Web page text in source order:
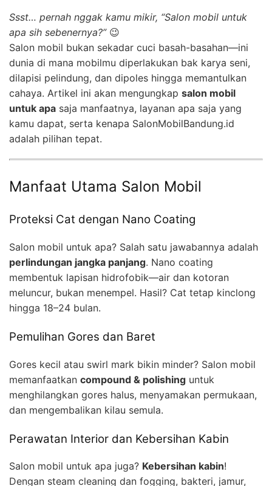
Ssst… pernah nggak kamu mikir, “Salon mobil untuk
apa sih sebenernya?”😉
Salon mobil bukan sekadar cuci basah-basahan—ini
dunia di mana mobilmu diperlakukan bak karya seni,
dilapisi pelindung, dan dipoles hingga memantulkan
cahaya. Artikel ini akan mengungkap salon mobil
untuk apa saja manfaatnya, layanan apa saja yang
kamu dapat, serta kenapa SalonMobilBandung.id
adalah pilihan tepat.
Manfaat Utama Salon Mobil
Proteksi Cat dengan Nano Coating
Salon mobil untuk apa? Salah satu jawabannya adalah
perlindungan jangka panjang. Nano coating
membentuk lapisan hidrofobik—air dan kotoran
meluncur, bukan menempel. Hasil? Cat tetap kinclong
hingga 18–24 bulan.
Pemulihan Gores dan Baret
Gores kecil atau swirl mark bikin minder? Salon mobil
memanfaatkan compound & polishing untuk
menghilangkan gores halus, menyamakan permukaan,
dan mengembalikan kilau semula.
Perawatan Interior dan Kebersihan Kabin
Salon mobil untuk apa juga? Kebersihan kabin!
Dengan steam cleaning dan fogging, bakteri, jamur,